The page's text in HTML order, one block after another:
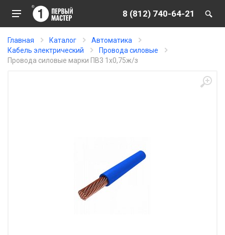
8 (812) 740-64-21
Главная Каталог
Автоматика
Кабель электрический
Провода силовые
Провода силовые марки ПВ3 1х0,75ж/з